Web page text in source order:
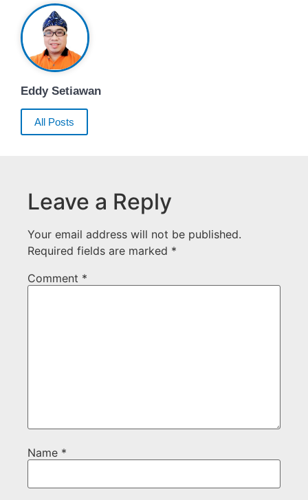
Eddy Setiawan
All Posts
Leave a Reply
Your email address will not be published.
Required fields are marked *
Comment *
Name *